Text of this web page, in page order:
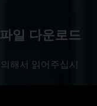
일 다운로드
해서 읽어주십시